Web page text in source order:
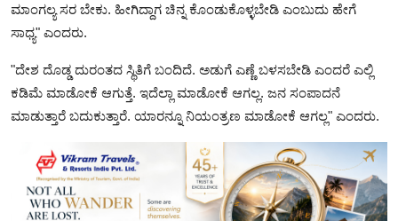
ಮಾಂಗಲ್ಯ ಸರ ಬೇಕು.‌ ಹೀಗಿದ್ದಾಗ ಚಿನ್ನ ಕೊಂಡುಕೊಳ್ಳಬೇಡಿ ಎಂಬುದು ಹೇಗೆ
ಸಾಧ್ಯ" ಎಂದರು.
"ದೇಶ ದೊಡ್ಡ ದುರಂತದ ಸ್ಥಿತಿಗೆ ಬಂದಿದೆ. ಅಡುಗೆ ಎಣ್ಣೆ ಬಳಸಬೇಡಿ ಎಂದರೆ ಎಲ್ಲಿ
ಕಡಿಮೆ ಮಾಡೋಕೆ ಆಗುತ್ತೆ. ಇದೆಲ್ಲಾ ಮಾಡೋಕೆ ಆಗಲ್ಲ. ಜನ ಸಂಪಾದನೆ
ಮಾಡುತ್ತಾರೆ ಬದುಕುತ್ತಾರೆ. ಯಾರನ್ನೂ ನಿಯಂತ್ರಣ ಮಾಡೋಕೆ ಆಗಲ್ಲ" ಎಂದರು.